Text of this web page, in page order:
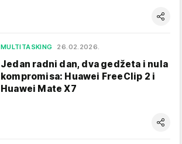
MULTITASKING 26.02.2026.
Jedan radni dan, dva gedžeta i nula
kompromisa: Huawei FreeClip 2 i
Huawei Mate X7